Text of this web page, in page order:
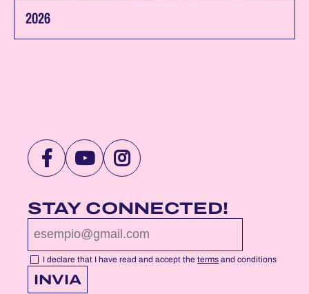
2026
VISIT
FACEBOOK
PROFILE
PAGE
VISIT
YOUTUBE
PROFILE
PAGE
VISIT
INSTAGRAM
PROFILE
PAGE
STAY CONNECTED!
I declare that I have read and accept the terms and conditions
INVIA